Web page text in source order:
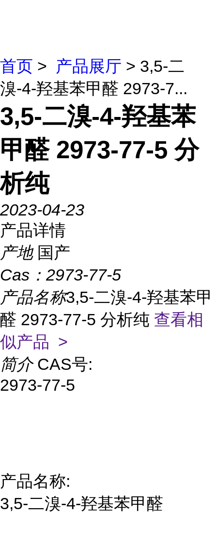
首页 > 产品展厅 > 3,5-二
溴-4-羟基苯甲醛 2973-7...
3,5-二溴-4-羟基苯
甲醛 2973-77-5 分
析纯
2023-04-23
产品详情
产地 国产
Cas： 2973-77-5
产品名称3,5-二溴-4-羟基苯甲
醛 2973-77-5 分析纯 查看相
似产品 >
简介 CAS号:
2973-77-5
产品名称:
3,5-二溴-4-羟基苯甲醛